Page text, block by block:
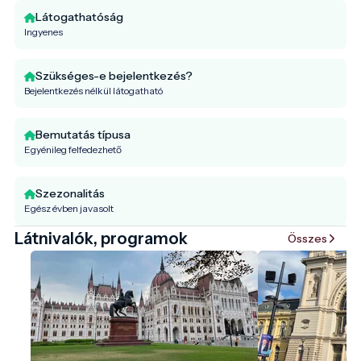
Látogathatóság
Ingyenes
Szükséges-e bejelentkezés?
Bejelentkezés nélkül látogatható
Bemutatás típusa
Egyénileg felfedezhető
Szezonalitás
Egész évben javasolt
Látnivalók, programok Összes